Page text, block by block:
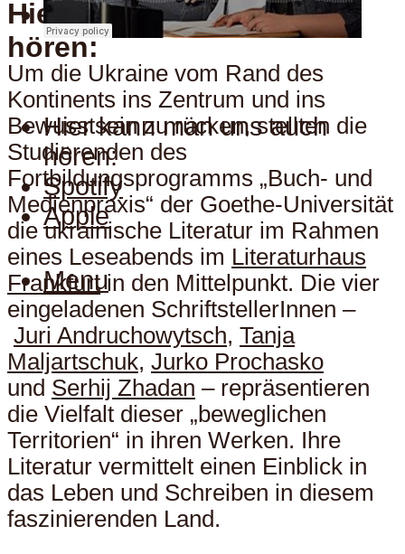
Menu
Hier kann man uns auch
hören:
Hier kann man uns auch
hören:
Spotify
Apple
Menu
Um die Ukraine vom Rand des
Kontinents ins Zentrum und ins
Bewusstsein zu rücken, stellten die
Studierenden des
Fortbildungsprogramms „Buch- und
Medienpraxis“ der Goethe-Universität
die ukrainische Literatur im Rahmen
eines Leseabends im Literaturhaus
Frankfurtin den Mittelpunkt. Die vier
eingeladenen SchriftstellerInnen –
Juri Andruchowytsch, Tanja
Maljartschuk, Jurko Prochasko
und Serhij Zhadan – repräsentieren
die Vielfalt dieser „beweglichen
Territorien“ in ihren Werken. Ihre
Literatur vermittelt einen Einblick in
das Leben und Schreiben in diesem
faszinierenden Land.